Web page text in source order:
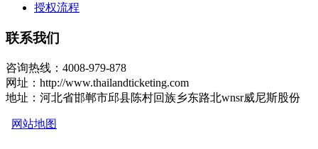
授权流程
联系我们
咨询热线：4008-979-878
网址：http://www.thailandticketing.com
地址：河北省邯郸市邱县陈村回族乡东路北wnsr威尼斯股份
网站地图